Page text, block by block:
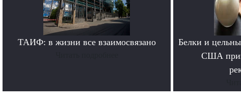
ТАИФ: в жизни все взаимосвязано
Белки и
США